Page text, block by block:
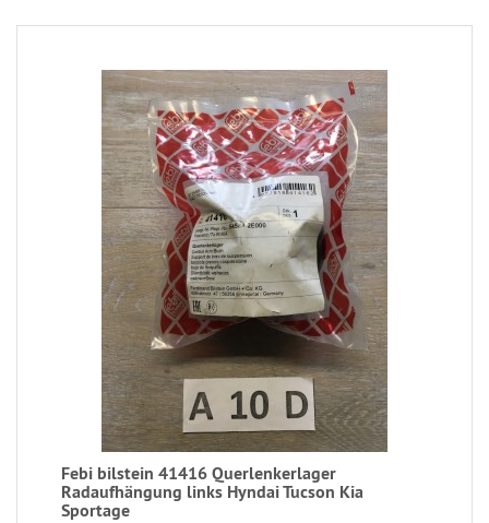
Febi bilstein 41416 Querlenkerlager
Radaufhängung links Hyndai Tucson Kia
Sportage